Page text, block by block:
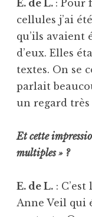
E. de L. : Pour
cellules j’ai
qu’ils avaient
d’eux. Elles
textes. On se
parlait
un regard très
Et cette
multiples » ?
E. de L. :
Anne Veil qui